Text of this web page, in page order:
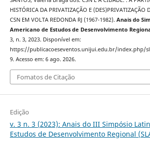
HISTÓRICA DA PRIVATIZAÇÃO E (DES)PRIVATIZAÇÃO
CSN EM VOLTA REDONDA RJ (1967-1982). Anais do
Americano de Estudos de Desenvolvimento
3, n. 3, 2023. Disponível em:
https://publicacoeseventos.unijui.edu.br/index.php/
9. Acesso em: 6 ago. 2026.
Fomatos de Citação
Edição
v. 3 n. 3 (2023): Anais do III Simpósio
Estudos de Desenvolvimento Regional